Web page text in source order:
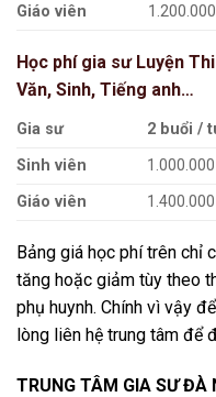
Giáo viên
1.200.000
Học phí gia sư Luyện
Văn, Sinh, Tiếng anh…
Gia sư 2 buổi /
Sinh viên
1.000.000
Giáo viên
1.400.000
Bảng giá học phí trên chỉ
tăng hoặc giảm tùy theo
phụ huynh. Chính vì vậy
lòng liên hệ trung tâm để
TRUNG TÂM GIA SƯ ĐÀ